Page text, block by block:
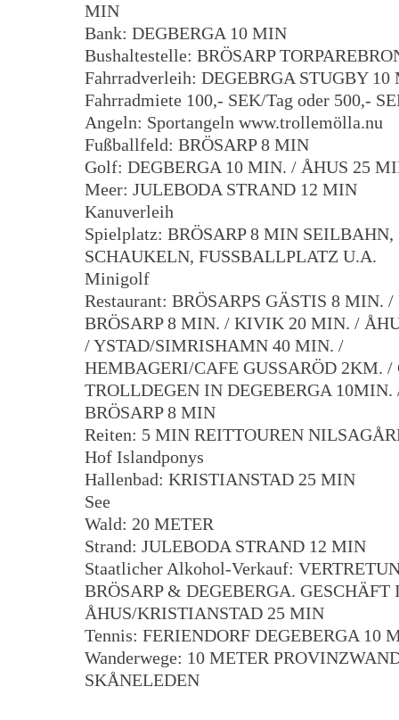
MIN
Bank: DEGBERGA 10 MIN
Bushaltestelle: BRÖSARP
Fahrradverleih: DEGEBRGA STUGBY 10
Fahrradmiete 100,- SEK/Tag oder 500,-
Angeln: Sportangeln www.trollemölla.nu
Fußballfeld: BRÖSARP 8 MIN
Golf: DEGBERGA 10 MIN. / ÅHUS 25
Meer: JULEBODA STRAND 12 MIN
Kanuverleih
Spielplatz: BRÖSARP 8 MIN SEILBAHN,
SCHAUKELN, FUSSBALLPLATZ U.A.
Minigolf
Restaurant: BRÖSARPS GÄSTIS 8 MIN.
BRÖSARP 8 MIN. / KIVIK 20 MIN. /
/ YSTAD/SIMRISHAMN 40 MIN. /
HEMBAGERI/CAFE GUSSARÖD 2KM. /
TROLLDEGEN IN DEGEBERGA 10MIN.
BRÖSARP 8 MIN
Reiten: 5 MIN REITTOUREN
Hof Islandponys
Hallenbad: KRISTIANSTAD 25 MIN
See
Wald: 20 METER
Strand: JULEBODA STRAND 12 MIN
Staatlicher Alkohol-Verkauf:
BRÖSARP & DEGEBERGA. GESCHÄFT
ÅHUS/KRISTIANSTAD 25 MIN
Tennis: FERIENDORF DEGEBERGA 10
Wanderwege: 10 METER
SKÅNELEDEN